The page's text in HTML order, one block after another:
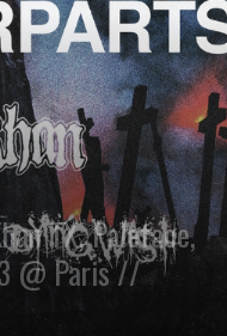
TX, Paleface,
@ Paris //